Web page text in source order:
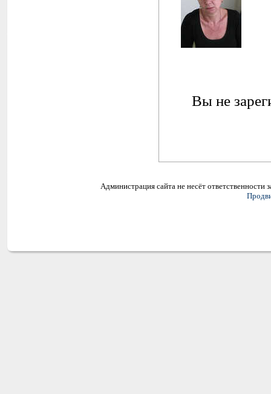
Вы не
Администрация сайта не несёт ответственности